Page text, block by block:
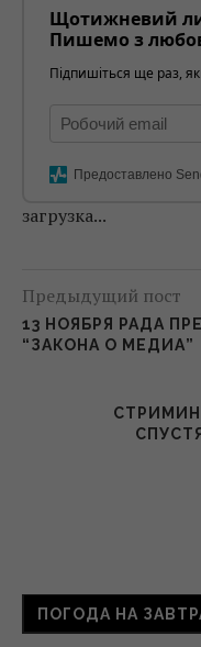
Щотижневий
Пишемо з
Підпишіться ще раз,
Предоставлено
загрузка...
Предыдущий пост
13 НОЯБРЯ РАДА
“ЗАКОНА О МЕДИА”
ПОГОДА НА